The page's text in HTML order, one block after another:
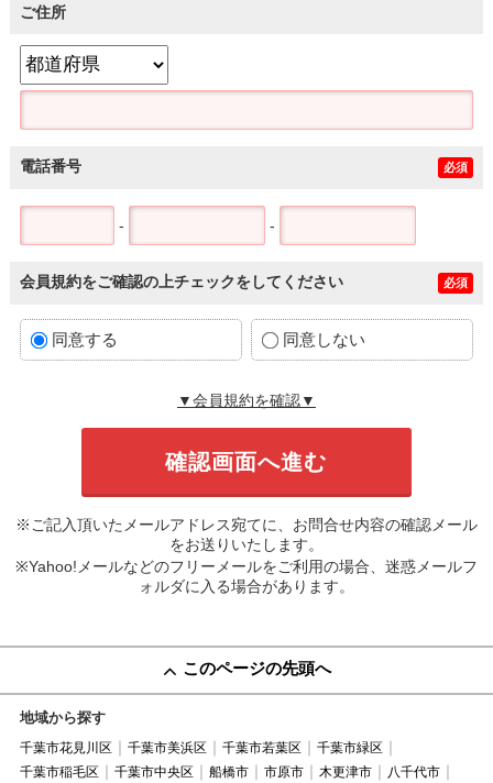
ご住所
電話番号 必須
- -
会員規約をご確認の上チェックをしてください 必須
同意する 同意しない
▼会員規約を確認▼
※ご記入頂いたメールアドレス宛てに、お問合せ内容の確認メール
をお送りいたします。
※Yahoo!メールなどのフリーメールをご利用の場合、迷惑メールフ
ォルダに入る場合があります。
このページの先頭へ
地域から探す
千葉市花見川区 千葉市美浜区 千葉市若葉区
千葉市緑区
千葉市稲毛区
千葉市中央区 船橋市 市原市 木更津市
八千代市